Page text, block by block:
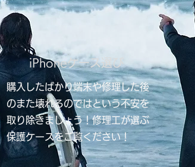
iPhoneケース選び
購入したばかり端末や修理した後
のまた壊れるのではという不安を
取り除きましょう！修理工が選ぶ
保護ケースをご覧ください！